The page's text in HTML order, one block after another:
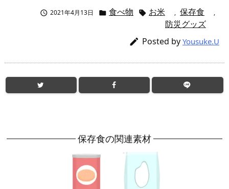
 2021年4月13日  食べ物  お米 , 保存食 ,
防災グッズ
 Posted by Yousuke.U
保存食の関連素材